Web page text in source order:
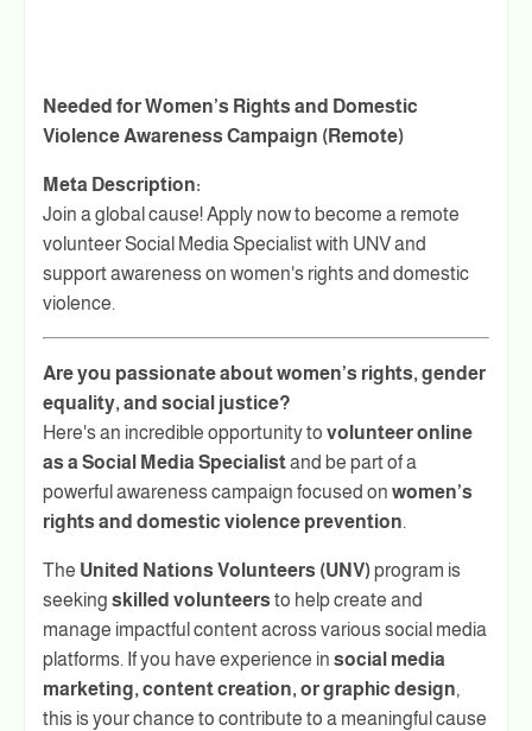
Needed for Women’s Rights and Domestic
Violence Awareness Campaign (Remote)
Meta Description:
Join a global cause! Apply now to become a remote
volunteer Social Media Specialist with UNV and
support awareness on women's rights and domestic
violence.
Are you passionate about women’s rights, gender
equality, and social justice?
Here's an incredible opportunity to volunteer online
as a Social Media Specialistand be part of a
powerful awareness campaign focused on women’s
rights and domestic violence prevention.
The United Nations Volunteers (UNV)program is
seeking skilled volunteers to help create and
manage impactful content across various social media
platforms. If you have experience in social media
marketing, content creation, or graphic design,
this is your chance to contribute to a meaningful cause